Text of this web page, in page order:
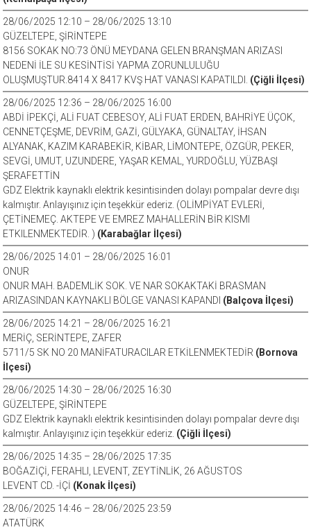
28/06/2025 12:10 – 28/06/2025 13:10
GÜZELTEPE, ŞİRİNTEPE
8156 SOKAK NO:73 ÖNÜ MEYDANA GELEN BRANŞMAN ARIZASI
NEDENİ İLE SU KESİNTİSİ YAPMA ZORUNLULUĞU
OLUŞMUŞTUR.8414 X 8417 KVŞ HAT VANASI KAPATILDI. (Çiğli İlçesi)
28/06/2025 12:36 – 28/06/2025 16:00
ABDİ İPEKÇİ, ALİ FUAT CEBESOY, ALİ FUAT ERDEN, BAHRİYE ÜÇOK,
CENNETÇEŞME, DEVRİM, GAZİ, GÜLYAKA, GÜNALTAY, İHSAN
ALYANAK, KAZIM KARABEKİR, KİBAR, LİMONTEPE, ÖZGÜR, PEKER,
SEVGİ, UMUT, UZUNDERE, YAŞAR KEMAL, YURDOĞLU, YÜZBAŞI
ŞERAFETTİN
GDZ Elektrik kaynaklı elektrik kesintisinden dolayı pompalar devre dışı
kalmıştır. Anlayışınız için teşekkür ederiz. (OLİMPİYAT EVLERİ,
ÇETİNEMEÇ. AKTEPE VE EMREZ MAHALLERİN BİR KISMI
ETKILENMEKTEDİR. ) (Karabağlar İlçesi)
28/06/2025 14:01 – 28/06/2025 16:01
ONUR
ONUR MAH. BADEMLİK SOK. VE NAR SOKAKTAKİ BRASMAN
ARIZASINDAN KAYNAKLI BÖLGE VANASI KAPANDI (Balçova İlçesi)
28/06/2025 14:21 – 28/06/2025 16:21
MERİÇ, SERİNTEPE, ZAFER
5711/5 SK NO 20 MANİFATURACILAR ETKİLENMEKTEDİR (Bornova
İlçesi)
28/06/2025 14:30 – 28/06/2025 16:30
GÜZELTEPE, ŞİRİNTEPE
GDZ Elektrik kaynaklı elektrik kesintisinden dolayı pompalar devre dışı
kalmıştır. Anlayışınız için teşekkür ederiz. (Çiğli İlçesi)
28/06/2025 14:35 – 28/06/2025 17:35
BOĞAZİÇİ, FERAHLI, LEVENT, ZEYTİNLİK, 26 AĞUSTOS
LEVENT CD. -İÇİ (Konak İlçesi)
28/06/2025 14:46 – 28/06/2025 23:59
ATATÜRK